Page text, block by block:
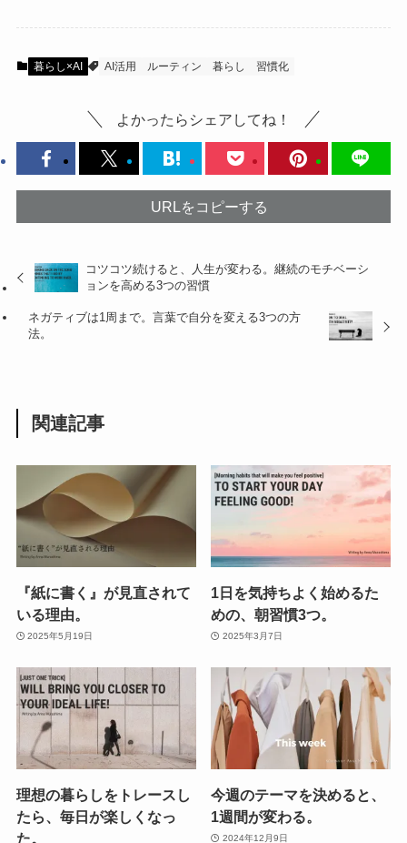
暮らし×AI AI活用 ルーティン 暮らし 習慣化
よかったらシェアしてね！
URLをコピーする
コツコツ続けると、人生が変わる。継続のモチベーシ
ョンを高める3つの習慣
ネガティブは1周まで。言葉で自分を変える3つの方
法。
関連記事
『紙に書く』が見直されて
いる理由。
2025年5月19日
1日を気持ちよく始めるた
めの、朝習慣3つ。
2025年3月7日
理想の暮らしをトレースし
たら、毎日が楽しくなっ
た。
今週のテーマを決めると、
1週間が変わる。
2024年12月9日